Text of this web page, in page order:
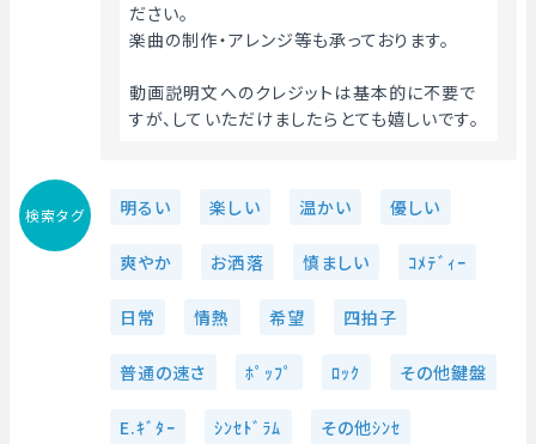
ださい。
楽曲の制作・アレンジ等も承っております。
動画説明文へのクレジットは基本的に不要で
すが、していただけましたらとても嬉しいです。
検索タグ 明るい 楽しい 温かい 優しい
爽やか お洒落 慎ましい ｺﾒﾃﾞｨｰ
日常 情熱 希望 四拍子
普通の速さ ﾎﾟｯﾌﾟ ﾛｯｸ その他鍵盤
E.ｷﾞﾀｰ ｼﾝｾﾄﾞﾗﾑ その他ｼﾝｾ